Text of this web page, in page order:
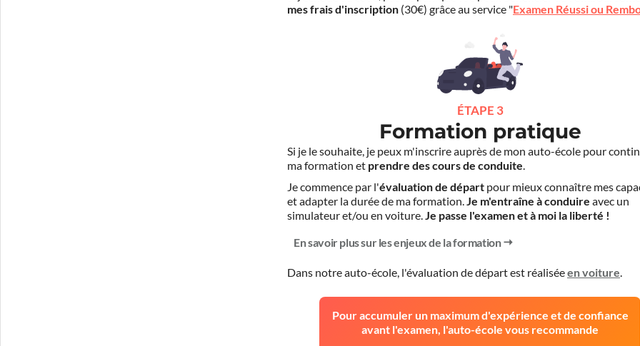
mes frais d'inscription (30€) grâce au service "Examen Réussi ou
ÉTAPE 3
Formation pratique
Si je le souhaite, je peux m'inscrire auprès de mon auto-école pour
ma formation et prendre des cours de conduite.
Je commence par l'évaluation de départ pour mieux connaître mes
et adapter la durée de ma formation.Je m'entraîne à conduire avec un
simulateur et/ou en voiture.Je passe l'examen et à moi la liberté !
En savoir plus sur les enjeux de la formation
Dans notre auto-école, l'évaluation de départ est réaliséeen voiture.
Pour accumuler un maximum d'expérience et de confiance
avant l'examen, l'auto-école vous recommande